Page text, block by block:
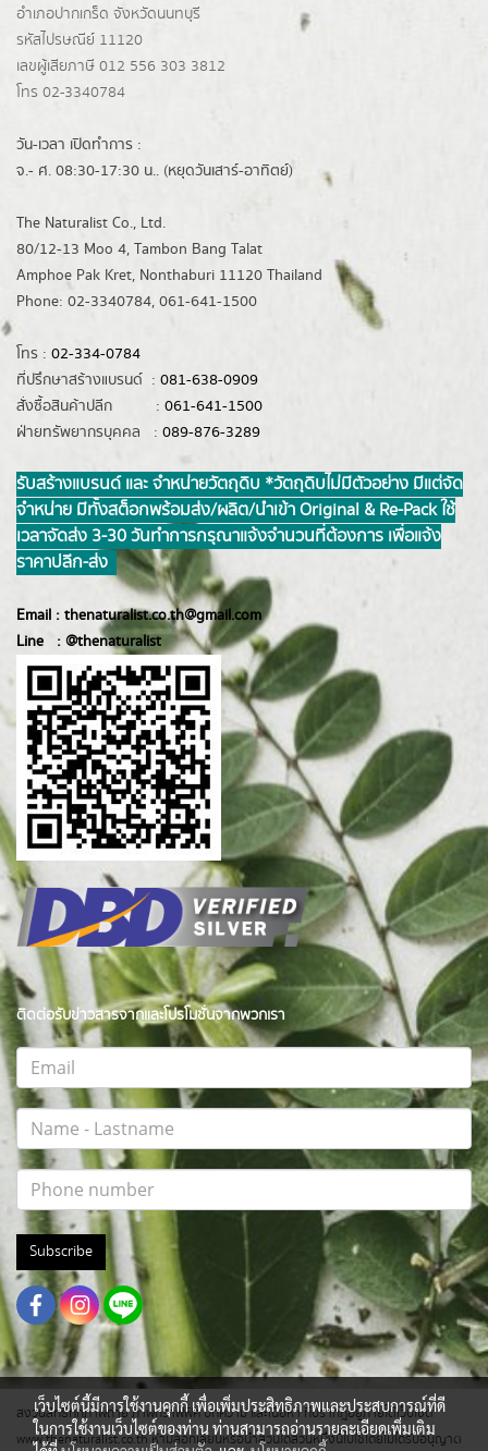
อำเภอปากเกร็ด จังหวัดนนทบุรี
รหัสไปรษณีย์ 11120
เลขผู้เสียภาษี 012 556 303 3812
โทร 02-3340784
วัน-เวลา เปิดทำการ :
จ.- ศ. 08:30-17:30 น.. (หยุดวันเสาร์-อาทิตย์)
The Naturalist Co., Ltd.
80/12-13 Moo 4, Tambon Bang Talat
Amphoe Pak Kret, Nonthaburi 11120 Thailand
Phone: 02-3340784, 061-641-1500
โทร : 02-334-0784
ที่ปรึกษาสร้างแบรนด์ : 081-638-0909
สั่งซื้อสินค้าปลีก : 061-641-1500
ฝ่ายทรัพยากรบุคคล : 089-876-3289
รับสร้างแบรนด์ และ จำหน่ายวัตถุดิบ *วัตถุดิบไม่มีตัวอย่าง มีแต่จัด
จำหน่าย มีทั้งสต็อกพร้อมส่ง/ผลิต/นำเข้า Original & Re-Pack ใช้
เวลาจัดส่ง 3-30 วันทำการ กรุณาแจ้งจำนวนที่ต้องการ เพื่อแจ้ง
ราคาปลีก-ส่ง
Email : thenaturalist.co.th@gmail.com
Line : @thenaturalist
ติดต่อรับข่าวสารจากและโปรโมชั่นจากพวกเรา
Subscribe
สงวนสิทธิ์ทุกภาพถ่าย ภาพกราฟฟิค บทความ และเนื้อหา ที่ปรากฎอยู่ภายใต้เว็บไซต์
www.thenaturalist.co.th ห้ามลอกเลียนหรือนำส่วนใดส่วนหนึ่งนี้ไปใช้โดยไม่ได้รับอนุญาต
เว็บไซต์นี้มีการใช้งานคุกกี้ เพื่อเพิ่มประสิทธิภาพและประสบการณ์ที่ดี
ในการใช้งานเว็บไซต์ของท่าน ท่านสามารถอ่านรายละเอียดเพิ่มเติม